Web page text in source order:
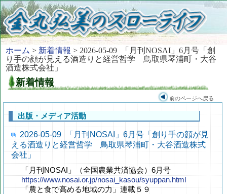
ホーム > 新着情報 > 2026-05-09 「月刊NOSAI」6月号「創
り手の顔が見える酒造りと経営哲学 鳥取県琴浦町・大谷
酒造株式会社」
新着情報
前のページへ戻る
出版・メディア活動
2026-05-09 「月刊NOSAI」6月号「創り手の顔が見
える酒造りと経営哲学 鳥取県琴浦町・大谷酒造株式
会社」
「月刊NOSAI」（全国農業共済協会）6月号
https://www.nosai.or.jp/nosai_kasou/syuppan.html
「農と食で高める地域の力」連載５９